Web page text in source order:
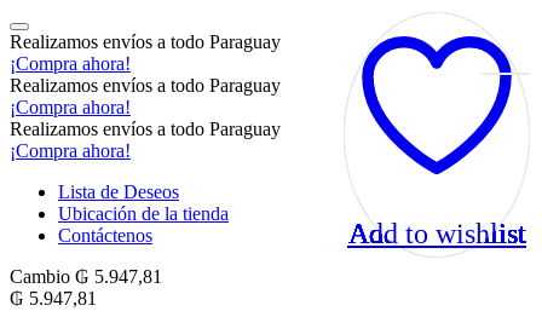
Realizamos envíos a todo Paraguay
¡Compra ahora!
Realizamos envíos a todo Paraguay
¡Compra ahora!
Realizamos envíos a todo Paraguay
¡Compra ahora!
Lista de Deseos
Ubicación de la tienda
Contáctenos
Cambio ₲ 5.947,81
₲ 5.947,81
Add to wishlist
Add to wishlist
Add to wishlist
Add to wishlist
Add to wishlist
Add to wishlist
Add to wishlist
Add to wishlist
Add to wishlist
Add to wishlist